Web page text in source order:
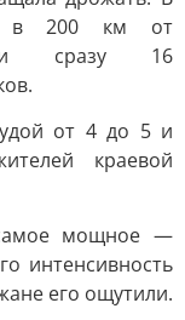
в 200 км от
сразу 16
от 4 до 5 и
краевой
мощное —
интенсивность
его ощутили.